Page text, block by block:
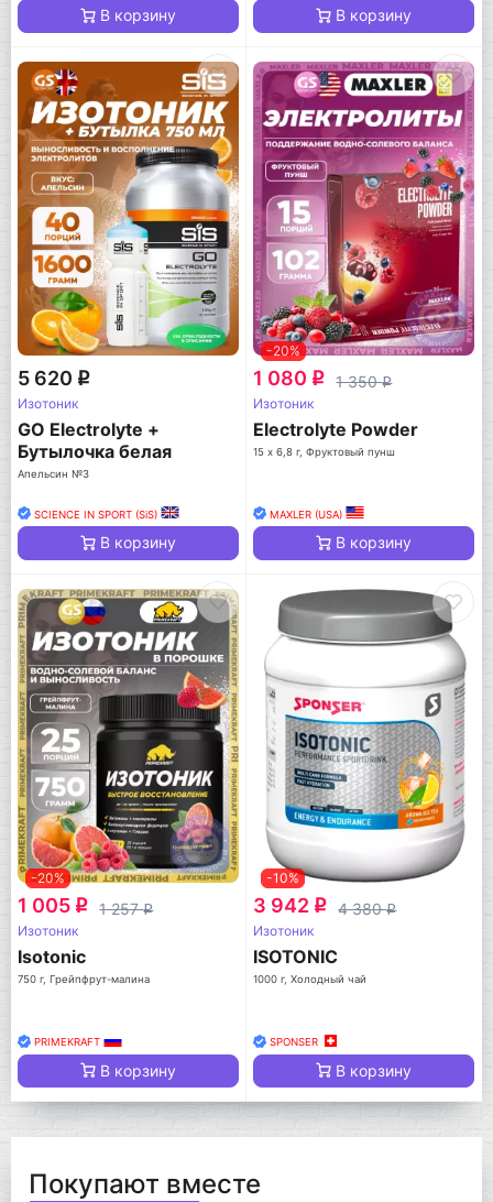
В корзину В корзину
5 620 q
Изотоник
GO Electrolyte +
Бутылочка белая
Апельсин №3
SCIENCE IN SPORT (SiS)
В корзину
-20%
1 080 q 1 350q
Изотоник
Electrolyte Powder
15 х 6,8 г, Фруктовый пунш
MAXLER (USA)
В корзину
-20%
1 005 q 1 257q
Изотоник
Isotonic
750 г, Грейпфрут-малина
PRIMEKRAFT
В корзину
-10%
3 942 q 4 380q
Изотоник
ISOTONIC
1000 г, Холодный чай
SPONSER
В корзину
Покупают вместе